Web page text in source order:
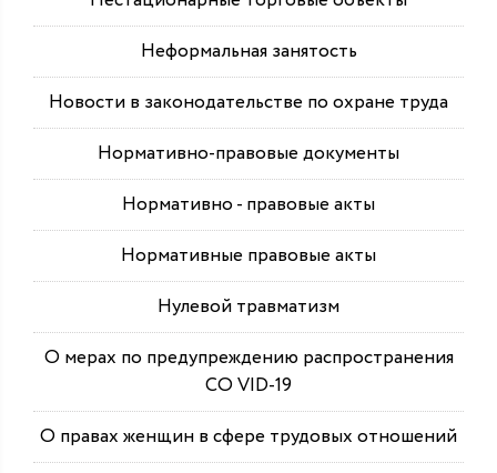
Неформальная занятость
Новости в законодательстве по охране труда
Нормативно-правовые документы
Нормативно - правовые акты
Нормативные правовые акты
Нулевой травматизм
О мерах по предупреждению распространения
СО VID-19
О правах женщин в сфере трудовых отношений